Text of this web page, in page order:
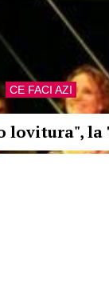
CE FACI AZI
lovitura", la